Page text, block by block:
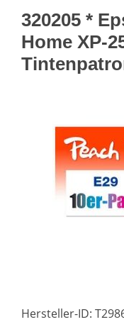
320205 *
Home XP-
Hersteller-ID: